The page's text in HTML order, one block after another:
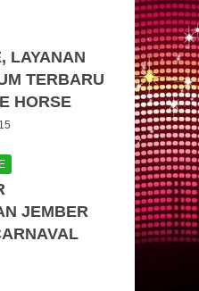
LAYANAN
TERBARU
HORSE
JEMBER